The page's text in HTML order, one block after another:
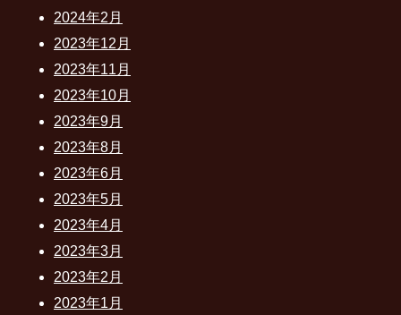
2024年2月
2023年12月
2023年11月
2023年10月
2023年9月
2023年8月
2023年6月
2023年5月
2023年4月
2023年3月
2023年2月
2023年1月